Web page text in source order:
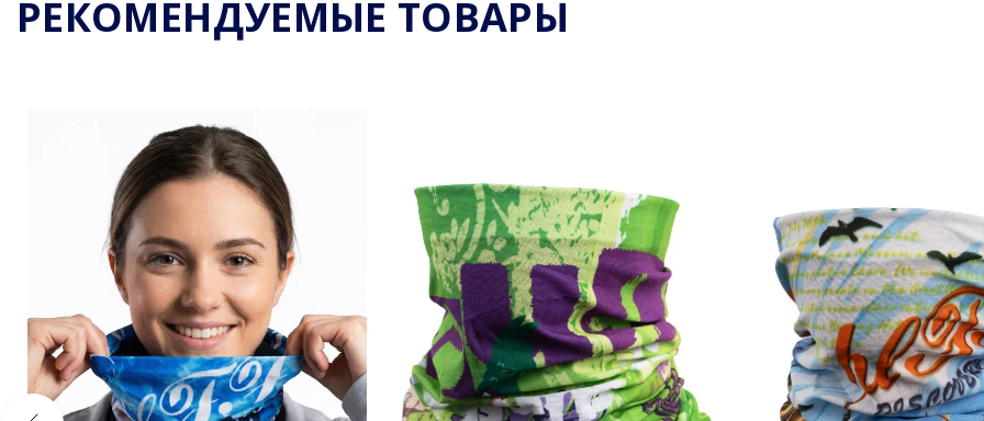
РЕКОМЕНДУЕМЫЕ ТОВАРЫ